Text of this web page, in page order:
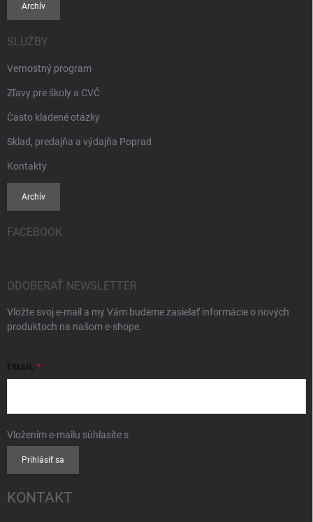
Archív
SLUŽBY
Vernostný program
Zľavy pre školy a CVČ
Často kladené otázky
Sklad, predajňa a výdajňa Poprad
Kontakty
Archív
FACEBOOK
ODOBERAŤ NEWSLETTER
Vložte svoj e-mail a my Vám budeme zasielať informácie o nových
produktoch na našom e-shope.
EMAIL
Vložením e-mailu súhlasíte s
Prihlásiť sa
KONTAKT